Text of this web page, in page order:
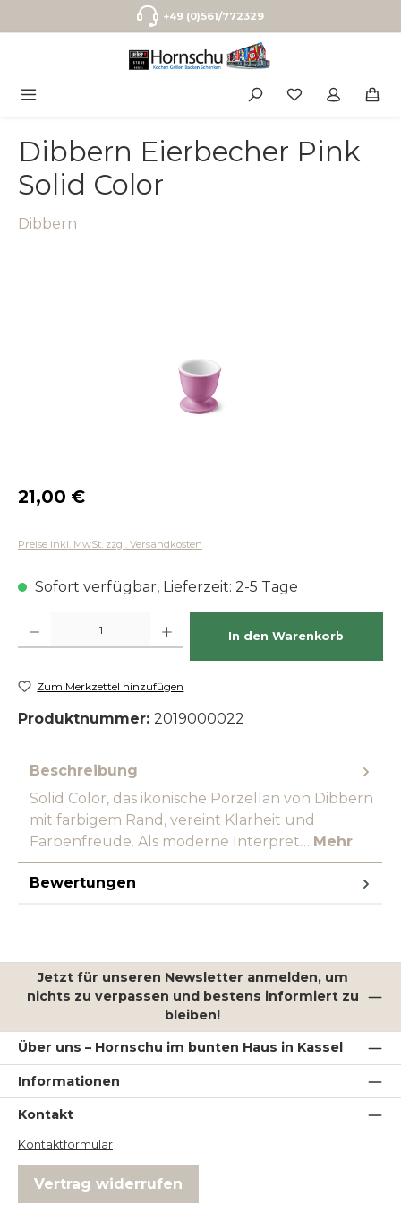
Zum Hauptinhalt springen+49 (0)561/772329
Dibbern Eierbecher Pink
Solid Color
Dibbern
Regulärer Preis:
21,00 €
Preise inkl. MwSt. zzgl. Versandkosten
Sofort verfügbar, Lieferzeit: 2-5 Tage
In den Warenkorb
Zum Merkzettel hinzufügen
Produktnummer: 2019000022
Beschreibung
Solid Color, das ikonische Porzellan von Dibbern
mit farbigem Rand, vereint Klarheit und
Farbenfreude. Als moderne Interpret… Mehr
Bewertungen
Jetzt für unseren Newsletter anmelden, um
nichts zu verpassen und bestens informiert zu
bleiben!
Über uns – Hornschu im bunten Haus in Kassel
Informationen
Kontakt
Kontaktformular
Vertrag widerrufen